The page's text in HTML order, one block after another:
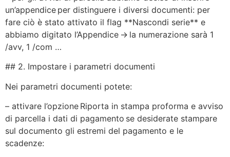
un’appendice per distinguere i diversi documenti: per
fare ciò è stato attivato il flag **Nascondi serie** e
abbiamo digitato l’Appendice → la numerazione sarà 1
/avv, 1 /com …
## 2. Impostare i parametri documenti
Nei parametri documenti potete:
– attivare l’opzione Riporta in stampa proforma e avviso
di parcella i dati di pagamento se desiderate stampare
sul documento gli estremi del pagamento e le
scadenze: